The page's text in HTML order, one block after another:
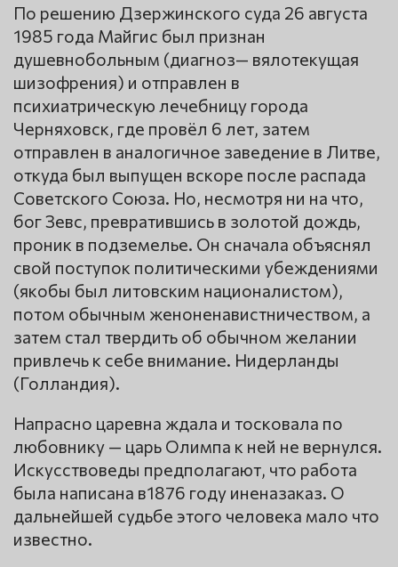
По решению Дзержинского суда 26 августа
1985 года Майгис был признан
душевнобольным (диагноз— вялотекущая
шизофрения) и отправлен в
психиатрическую лечебницу города
Черняховск, где провёл 6 лет, затем
отправлен в аналогичное заведение в Литве,
откуда был выпущен вскоре после распада
Советского Союза. Но, несмотря ни на что,
бог Зевс, превратившись в золотой дождь,
проник в подземелье. Он сначала объяснял
свой поступок политическими убеждениями
(якобы был литовским националистом),
потом обычным женоненавистничеством, а
затем стал твердить об обычном желании
привлечь к себе внимание. Нидерланды
(Голландия).
Напрасно царевна ждала и тосковала по
любовнику — царь Олимпа к ней не вернулся.
Искусствоведы предполагают, что работа
была написана в1876 году иненазаказ. О
дальнейшей судьбе этого человека мало что
известно.